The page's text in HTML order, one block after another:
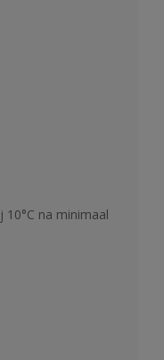
10°C na minimaal